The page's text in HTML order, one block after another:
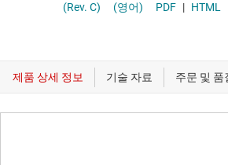
(Rev. C)
(영어) PDF | HTML